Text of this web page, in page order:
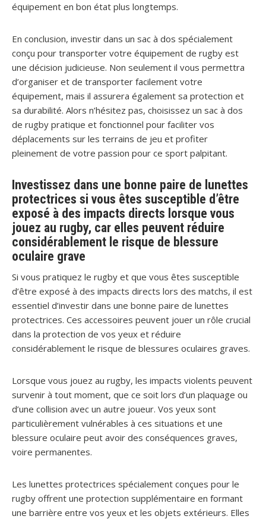
équipement en bon état plus longtemps.
En conclusion, investir dans un sac à dos spécialement
conçu pour transporter votre équipement de rugby est
une décision judicieuse. Non seulement il vous permettra
d’organiser et de transporter facilement votre
équipement, mais il assurera également sa protection et
sa durabilité. Alors n’hésitez pas, choisissez un sac à dos
de rugby pratique et fonctionnel pour faciliter vos
déplacements sur les terrains de jeu et profiter
pleinement de votre passion pour ce sport palpitant.
Investissez dans une bonne paire de lunettes
protectrices si vous êtes susceptible d’être
exposé à des impacts directs lorsque vous
jouez au rugby, car elles peuvent réduire
considérablement le risque de blessure
oculaire grave
Si vous pratiquez le rugby et que vous êtes susceptible
d’être exposé à des impacts directs lors des matchs, il est
essentiel d’investir dans une bonne paire de lunettes
protectrices. Ces accessoires peuvent jouer un rôle crucial
dans la protection de vos yeux et réduire
considérablement le risque de blessures oculaires graves.
Lorsque vous jouez au rugby, les impacts violents peuvent
survenir à tout moment, que ce soit lors d’un plaquage ou
d’une collision avec un autre joueur. Vos yeux sont
particulièrement vulnérables à ces situations et une
blessure oculaire peut avoir des conséquences graves,
voire permanentes.
Les lunettes protectrices spécialement conçues pour le
rugby offrent une protection supplémentaire en formant
une barrière entre vos yeux et les objets extérieurs. Elles